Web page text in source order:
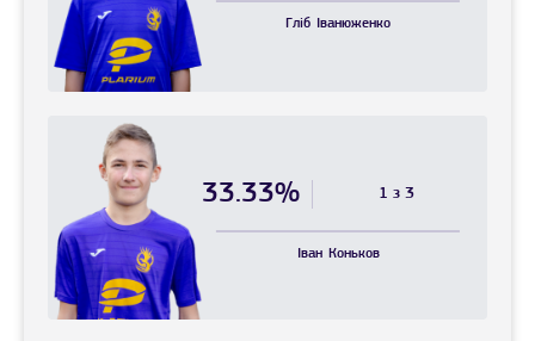
Гліб Іванюженко
33.33% 1 з 3
Іван Коньков